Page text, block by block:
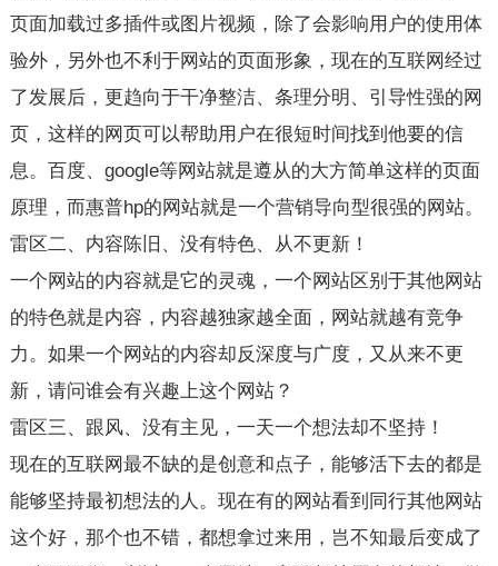
页面加载过多插件或图片视频，除了会影响用户的使用体
验外，另外也不利于网站的页面形象，现在的互联网经过
了发展后，更趋向于干净整洁、条理分明、引导性强的网
页，这样的网页可以帮助用户在很短时间找到他要的信
息。百度、google等网站就是遵从的大方简单这样的页面
原理，而惠普hp的网站就是一个营销导向型很强的网站。
雷区二、内容陈旧、没有特色、从不更新！
一个网站的内容就是它的灵魂，一个网站区别于其他网站
的特色就是内容，内容越独家越全面，网站就越有竞争
力。如果一个网站的内容却反深度与广度，又从来不更
新，请问谁会有兴趣上这个网站？
雷区三、跟风、没有主见，一天一个想法却不坚持！
现在的互联网最不缺的是创意和点子，能够活下去的都是
能够坚持最初想法的人。现在有的网站看到同行其他网站
这个好，那个也不错，都想拿过来用，岂不知最后变成了